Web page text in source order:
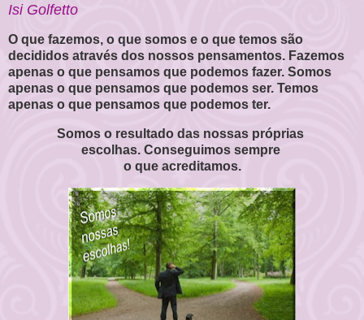
Isi Golfetto
O que fazemos, o que somos e o que temos são
decididos através dos nossos pensamentos. Fazemos
apenas o que pensamos que podemos fazer. Somos
apenas o que pensamos que podemos ser. Temos
apenas o que pensamos que podemos ter.
Somos o resultado das nossas próprias
escolhas. Conseguimos sempre
o que acreditamos.